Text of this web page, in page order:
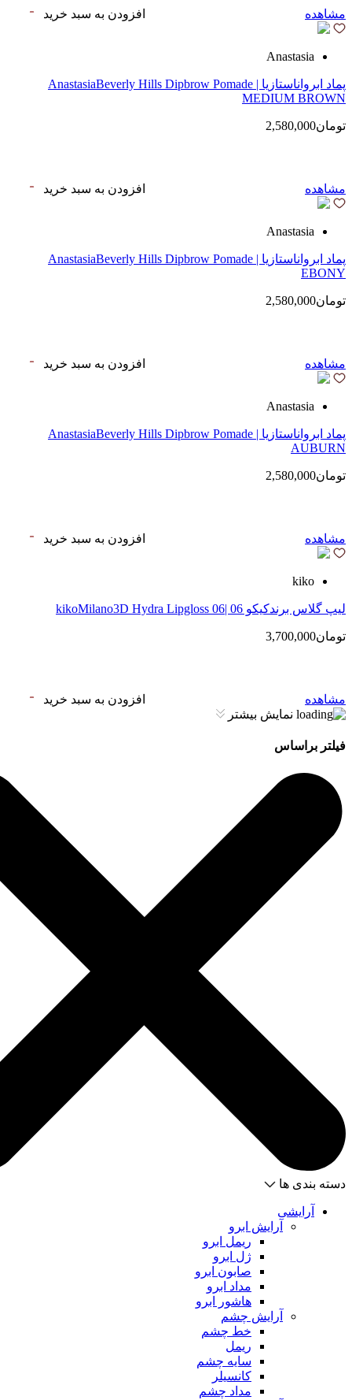
مشاهده افزودن به سبد خرید
Anastasia
پماد ابرواناستازیا | AnastasiaBeverly Hills Dipbrow Pomade
MEDIUM BROWN
تومان2,580,000
مشاهده افزودن به سبد خرید
Anastasia
پماد ابرواناستازیا | AnastasiaBeverly Hills Dipbrow Pomade
EBONY
تومان2,580,000
مشاهده افزودن به سبد خرید
Anastasia
پماد ابرواناستازیا | AnastasiaBeverly Hills Dipbrow Pomade
AUBURN
تومان2,580,000
مشاهده افزودن به سبد خرید
kiko
لیپ گلاس‌ برندکیکو 06 |kikoMilano3D Hydra Lipgloss 06
تومان3,700,000
مشاهده
افزودن به سبد خرید
نمایش بیشتر
فیلتر براساس
دسته بندی ها
آرایشی
آرایش ابرو
ریمل ابرو
ژل ابرو
صابون ابرو
مداد ابرو
هاشور ابرو
آرایش چشم
خط چشم
ریمل
سایه چشم
کانسیلر
مداد چشم